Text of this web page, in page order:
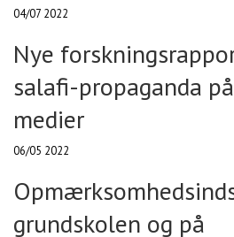
04/07 2022
Nye
salafi-propaganda
medier
06/05 2022
grundskolen og på